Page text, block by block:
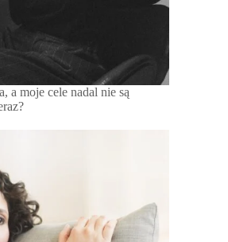
a moje cele nadal nie są